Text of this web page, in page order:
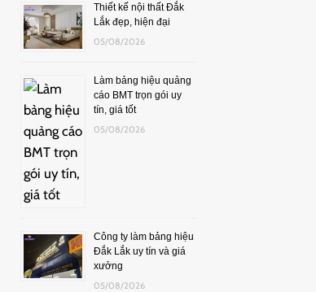
Thiết kế nội thất Đắk
Lắk đẹp, hiện đại
05/08/2026
Làm bảng hiệu quảng
cáo BMT trọn gói uy
tín, giá tốt
05/08/2026
Công ty làm bảng hiệu
Đắk Lắk uy tín và giá
xưởng
05/08/2026